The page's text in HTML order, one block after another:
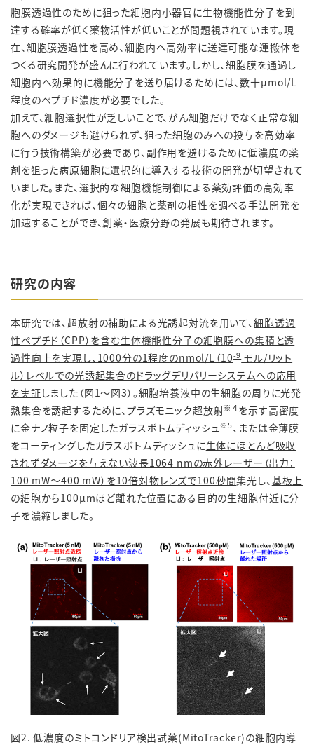
胞膜透過性のために狙った細胞内小器官に生物機能性分子を到
達する確率が低く薬物活性が低いことが問題視されています。現
在、細胞膜透過性を高め、細胞内へ高効率に送達可能な運搬体を
つくる研究開発が盛んに行われています。しかし、細胞膜を通過し
細胞内へ効果的に機能分子を送り届けるためには、数十μmol/L
程度のペプチド濃度が必要でした。
加えて、細胞選択性が乏しいことで、がん細胞だけでなく正常な細
胞へのダメージも避けられず、狙った細胞のみへの投与を高効率
に行う技術構築が必要であり、副作用を避けるために低濃度の薬
剤を狙った病原細胞に選択的に導入する技術の開発が切望されて
いました。また、選択的な細胞機能制御による薬効評価の高効率
化が実現できれば、個々の細胞と薬剤の相性を調べる手法開発を
加速することができ、創薬・医療分野の発展も期待されます。
研究の内容
本研究では、超放射の補助による光誘起対流を用いて、細胞透過
性ペプチド（CPP）を含む生体機能性分子の細胞膜への集積と透
過性向上を実現し、1000分の1程度のnmol/L（10-9モル/リット
ル）レベルでの光誘起集合のドラッグデリバリーシステムへの応用
を実証しました（図1～図3）。細胞培養液中の生細胞の周りに光発
熱集合を誘起するために、プラズモニック超放射※４を示す高密度
に金ナノ粒子を固定したガラスボトムディッシュ※5、または金薄膜
をコーティングしたガラスボトムディッシュに生体にほとんど吸収
されずダメージを与えない波長1064 nmの赤外レーザー（出力：
100 mW～400 mW）を10倍対物レンズで100秒間集光し、基板上
の細胞から100μmほど離れた位置にある 目的の生細胞付近に分
子を濃縮しました。
図2. 低濃度のミトコンドリア検出試薬(MitoTracker)の細胞内導